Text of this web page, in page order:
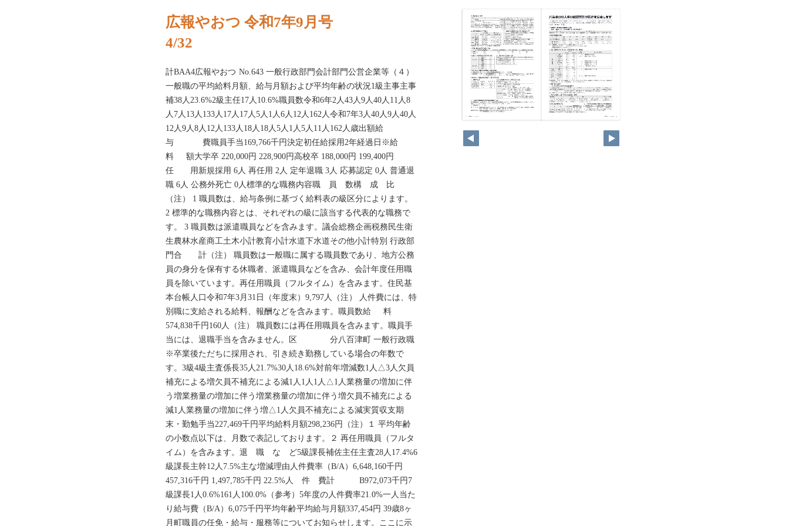
広報やおつ 令和7年9月号
4/32
計BAA4広報やおつ No.643 一般行政部門会計部門公営企業等（４）
一般職の平均給料月額、給与月額および平均年齢の状況1級主事主事
補38人23.6%2級主任17人10.6%職員数令和6年2人43人9人40人11人8
人7人13人133人17人17人5人1人6人12人162人令和7年3人40人9人40人
12人9人8人12人133人18人18人5人1人5人11人162人歳出額給
与 費職員手当169,766千円決定初任給採用2年経過日※給
料 額大学卒 220,000円 228,900円高校卒 188,000円 199,400円
任 用新規採用 6人 再任用 2人 定年退職 3人 応募認定 0人 普通退
職 6人 公務外死亡 0人標準的な職務内容職 員 数構 成 比
（注） 1 職員数は、給与条例に基づく給料表の級区分によります。
2 標準的な職務内容とは、それぞれの級に該当する代表的な職務で
す。 3 職員数は派遣職員などを含みます。議会総務企画税務民生衛
生農林水産商工土木小計教育小計水道下水道その他小計特別 行政部
門合 計（注） 職員数は一般職に属する職員数であり、地方公務
員の身分を保有する休職者、派遣職員などを含み、会計年度任用職
員を除いています。再任用職員（フルタイム）を含みます。住民基
本台帳人口令和7年3月31日（年度末）9,797人（注） 人件費には、特
別職に支給される給料、報酬などを含みます。職員数給 料
574,838千円160人（注） 職員数には再任用職員を含みます。職員手
当には、退職手当を含みません。区 分八百津町 一般行政職
※卒業後ただちに採用され、引き続き勤務している場合の年数で
す。3級4級主査係長35人21.7%30人18.6%対前年増減数1人△3人欠員
補充による増欠員不補充による減1人1人1人△1人業務量の増加に伴
う増業務量の増加に伴う増業務量の増加に伴う増欠員不補充による
減1人業務量の増加に伴う増△1人欠員不補充による減実質収支期
末・勤勉手当227,469千円平均給料月額298,236円（注）１ 平均年齢
の小数点以下は、月数で表記しております。２ 再任用職員（フルタ
イム）を含みます。退 職 な ど5級課長補佐主任主査28人17.4%6
級課長主幹12人7.5%主な増減理由人件費率（B/A）6,648,160千円
457,316千円 1,497,785千円 22.5%人 件 費計 B972,073千円7
級課長1人0.6%161人100.0%（参考）5年度の人件費率21.0%一人当た
り給与費（B/A）6,075千円平均年齢平均給与月額337,454円 39歳8ヶ
月町職員の任免・給与・服務等についてお知らせします。ここに示